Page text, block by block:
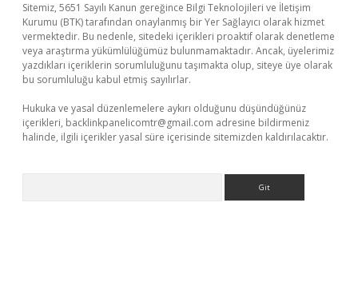
Sitemiz, 5651 Sayılı Kanun gereğince Bilgi Teknolojileri ve İletişim
Kurumu (BTK) tarafından onaylanmış bir Yer Sağlayıcı olarak hizmet
vermektedir. Bu nedenle, sitedeki içerikleri proaktif olarak denetleme
veya araştırma yükümlülüğümüz bulunmamaktadır. Ancak, üyelerimiz
yazdıkları içeriklerin sorumluluğunu taşımakta olup, siteye üye olarak
bu sorumluluğu kabul etmiş sayılırlar.
Hukuka ve yasal düzenlemelere aykırı olduğunu düşündüğünüz
içerikleri, backlinkpanelicomtr@gmail.com adresine bildirmeniz
halinde, ilgili içerikler yasal süre içerisinde sitemizden kaldırılacaktır.